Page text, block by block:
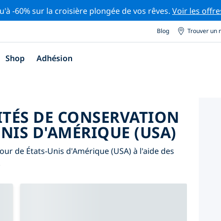
-60% sur la croisière plongée de vos rêves. Voir les
Blog Trouver un
Shop Adhésion
DE CONSERVATION
D'AMÉRIQUE (USA)
de États-Unis d'Amérique (USA) à l'aide des